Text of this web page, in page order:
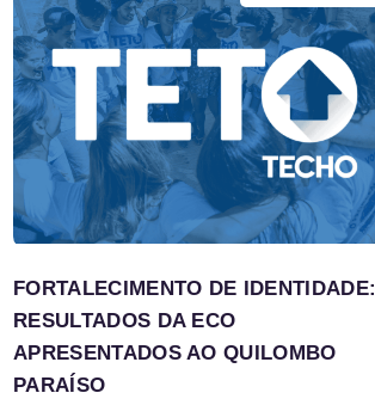
FORTALECIMENTO DE IDENTIDADE:
RESULTADOS DA ECO
APRESENTADOS AO QUILOMBO
PARAÍSO